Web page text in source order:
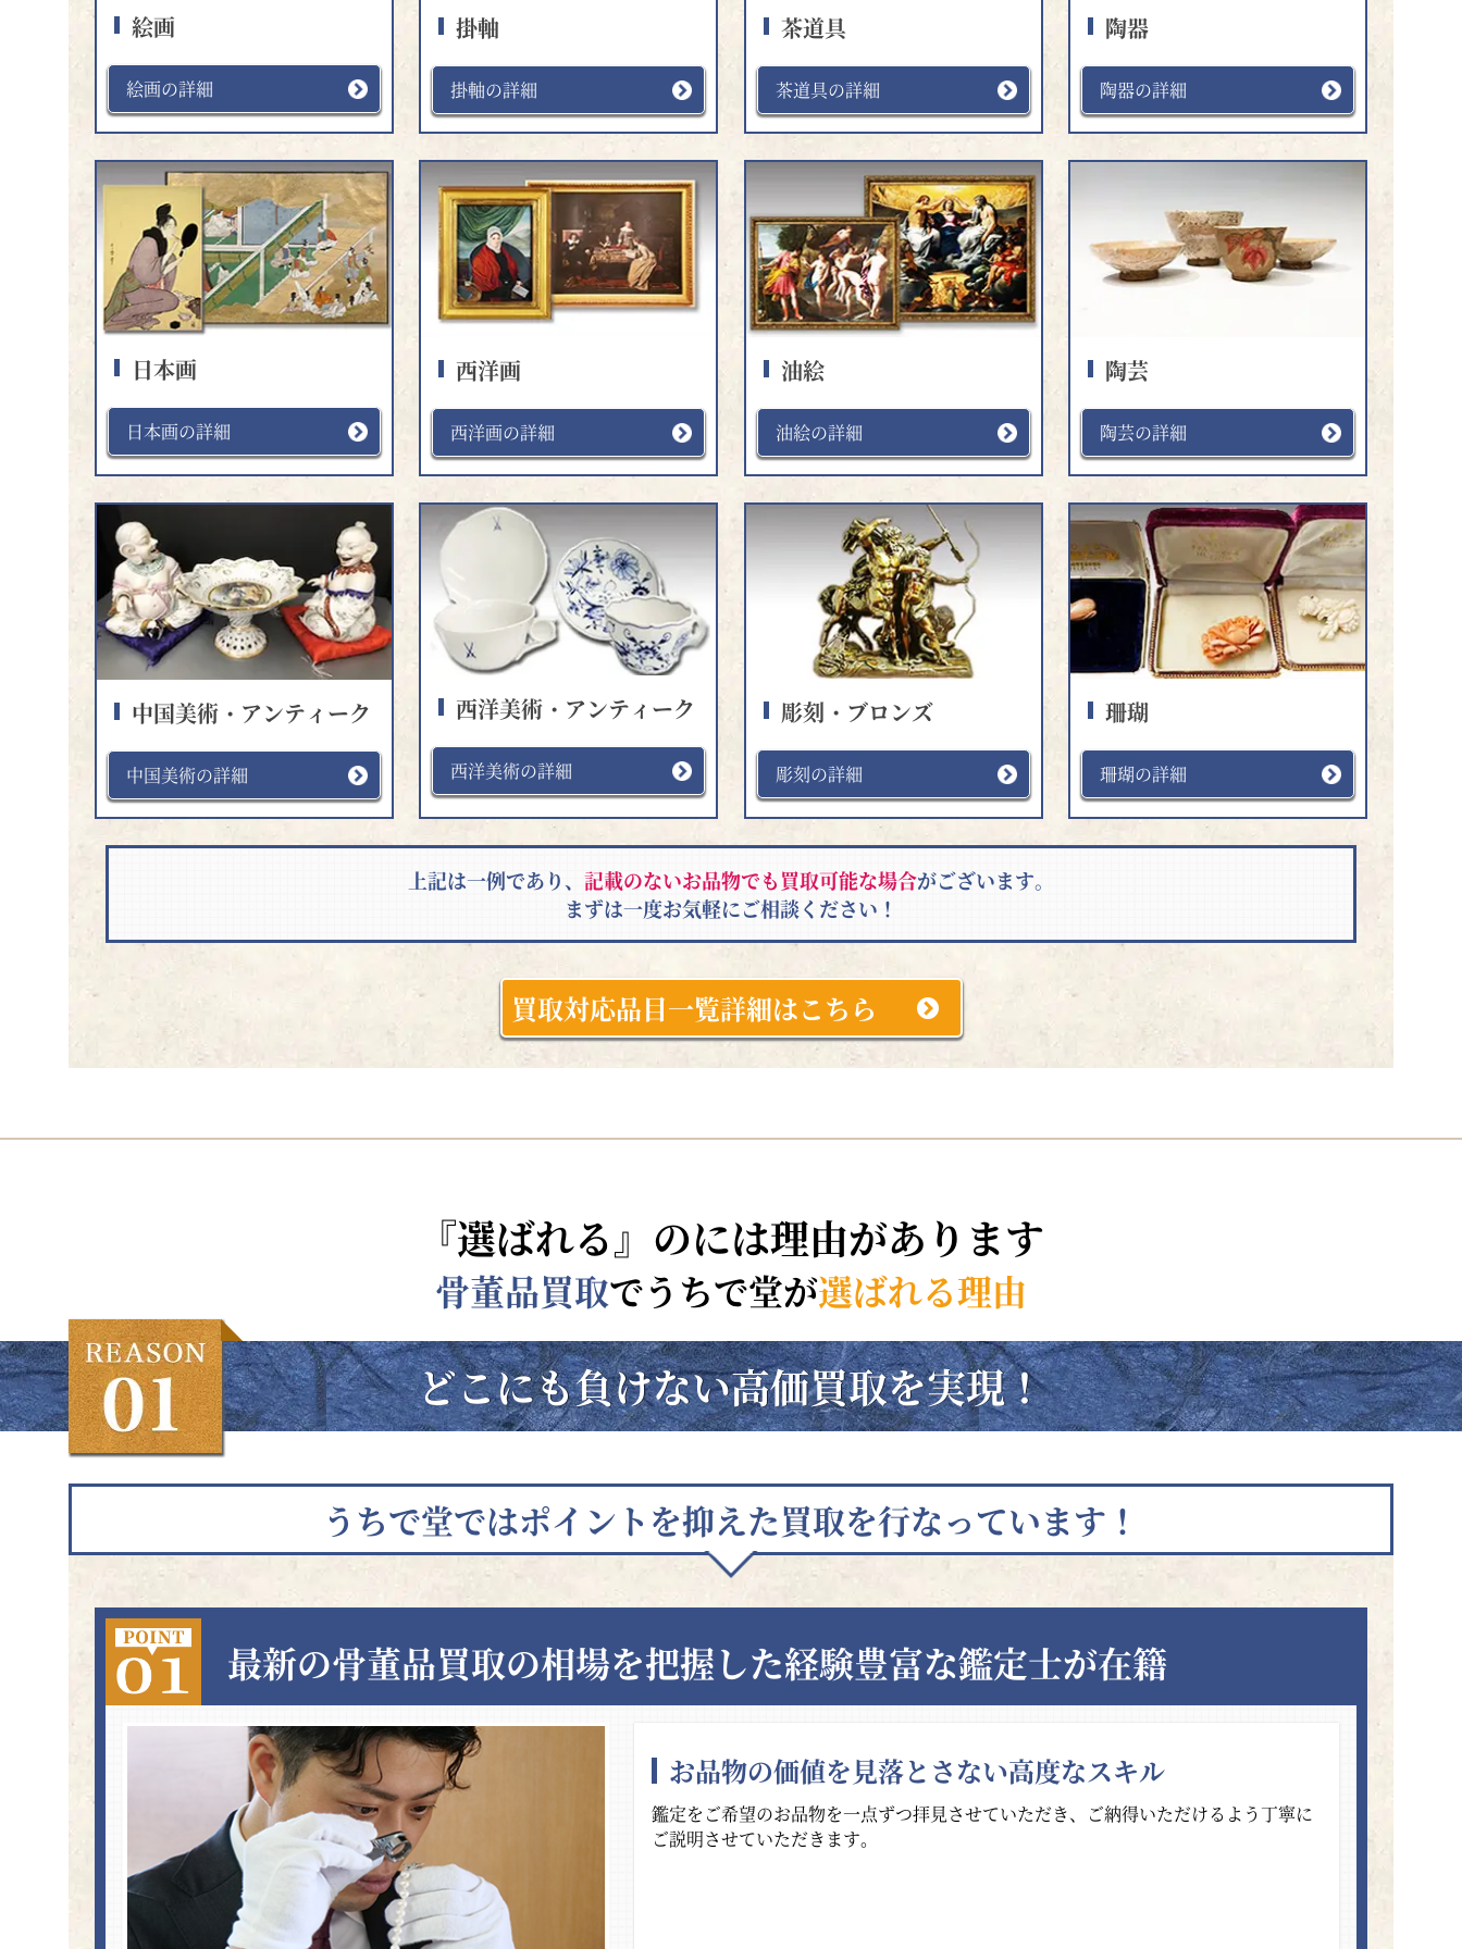
絵画
絵画の詳細
掛軸
掛軸の詳細
茶道具
茶道具の詳細
陶器
陶器の詳細
日本画
日本画の詳細
西洋画
西洋画の詳細
油絵
油絵の詳細
陶芸
陶芸の詳細
中国美術・アンティーク
中国美術の詳細
西洋美術・アンティーク
西洋美術の詳細
彫刻・ブロンズ
彫刻の詳細
珊瑚
珊瑚の詳細
上記は一例であり、 記載のないお品物でも買取可能な場合がございます。
まずは一度お気軽にご相談ください！
買取対応品目一覧詳細はこちら
『選ばれる』のには理由があります
骨董品買取でうちで堂が選ばれる理由
どこにも負けない高価買取を実現！
うちで堂ではポイントを抑えた買取を行なっています！
最新の骨董品買取の相場を把握した経験豊富な鑑定士が在籍
お品物の価値を見落とさない高度なスキル
鑑定をご希望のお品物を一点ずつ拝見させていただき、ご納得いただけるよう丁寧に
ご説明させていただきます。